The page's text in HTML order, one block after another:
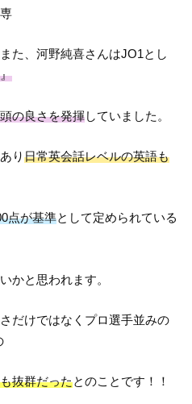
た、河野純喜さんはJO1とし
の良さを発揮していました。
り日常英会話レベルの英語も
点が基準として定められている
かと思われます。
だけではなくプロ選手並みの
抜群だったとのことです！！